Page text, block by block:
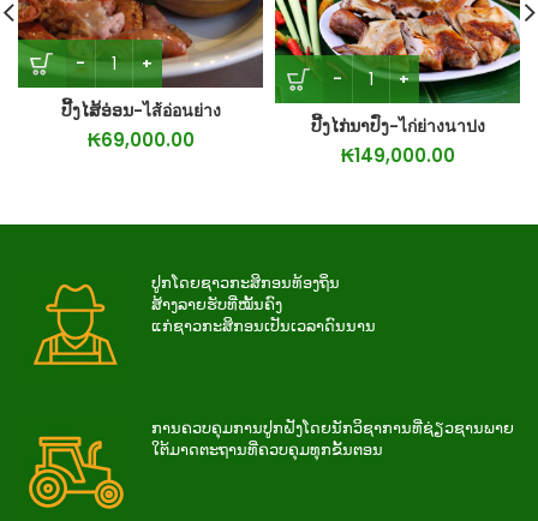
ປີ້ງໄສ້ອ່ອນ-ไส้อ่อนย่าง
₭69,000.00
ປີ້ງໄກ່ນາປົ່ງ-ไก่ย่างนาปง
₭149,000.00
ປູກໂດຍຊາວກະສິກອນທ້ອງຖິ່ນ
ສ້າງລາຍຮັບທີ່ໝັ້ນຄົງ
ແກ່ຊາວກະສິກອນເປັນເວລາດົນນານ
ການ​ຄວບ​ຄຸມ​ການ​ປູກ​ຝັງ​ໂດຍ​ນັກ​ວິ​ຊາ​ການ​ທີ່​ຊ່ຽວ​ຊານ​ພາຍ​
ໃຕ້​ມາດ​ຕະ​ຖານ​ທີ່​ຄວບ​ຄຸມ​ທຸກ​ຂັ້ນ​ຕອນ